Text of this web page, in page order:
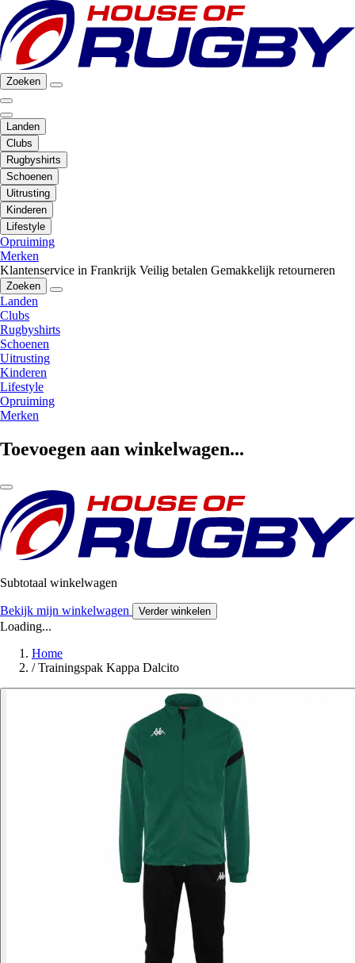
Zoeken
Landen
Clubs
Rugbyshirts
Schoenen
Uitrusting
Kinderen
Lifestyle
Opruiming
Merken
Klantenservice in Frankrijk Veilig betalen Gemakkelijk retourneren
Zoeken
Landen
Clubs
Rugbyshirts
Schoenen
Uitrusting
Kinderen
Lifestyle
Opruiming
Merken
Toevoegen aan winkelwagen...
Subtotaal winkelwagen
Bekijk mijn winkelwagen Verder winkelen
Loading...
Home
/ Trainingspak Kappa Dalcito